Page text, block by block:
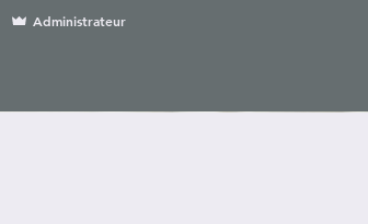
Administrateur